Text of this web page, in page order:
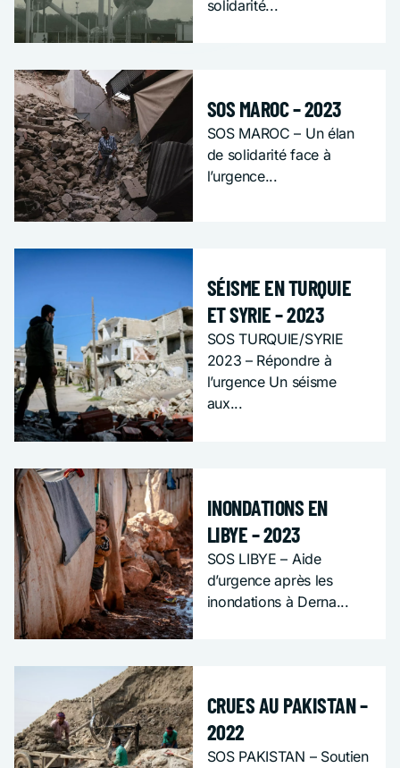
solidarité...
SOS MAROC – 2023
SOS MAROC – Un élan
de solidarité face à
l’urgence...
SÉISME EN TURQUIE
ET SYRIE – 2023
SOS TURQUIE/SYRIE
2023 – Répondre à
l’urgence Un séisme
aux...
INONDATIONS EN
LIBYE – 2023
SOS LIBYE – Aide
d’urgence après les
inondations à Derna...
CRUES AU PAKISTAN –
2022
SOS PAKISTAN – Soutien